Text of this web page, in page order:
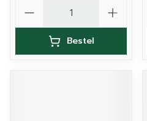
Bestel